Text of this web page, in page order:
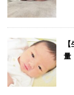
量